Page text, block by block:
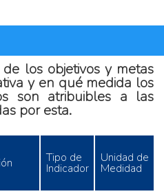
los objetivos y metas
y en qué medida los
son atribuibles a las
por esta.
Tipo de
Indicador
Unidad de
Medidad